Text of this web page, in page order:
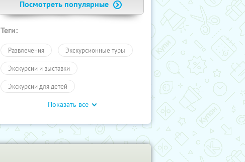
Посмотреть популярные
Теги:
Развлечения Экскурсионные туры
Экскурсии и выставки
Экскурсии для детей
Автобусные экскурсии
Пешие экскурсии Экскурсии
Санкт-Петербург Туры
Показать все